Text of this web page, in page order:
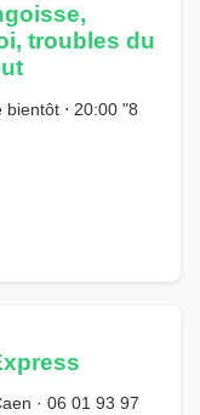
troubles du
⋅ 20:00 "8
· 06 01 93 97